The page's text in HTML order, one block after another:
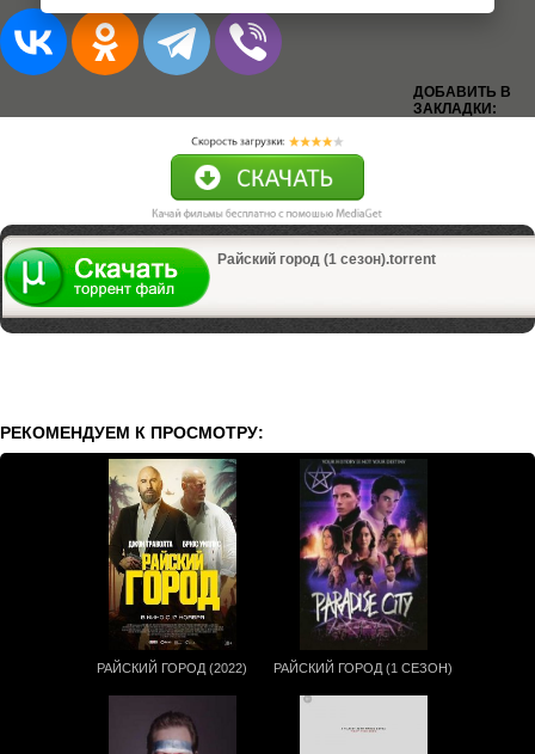
ДОБАВИТЬ В
ЗАКЛАДКИ:
Райский город (1 сезон).torrent
РЕКОМЕНДУЕМ К ПРОСМОТРУ:
РАЙСКИЙ ГОРОД (2022) РАЙСКИЙ ГОРОД (1 СЕЗОН)